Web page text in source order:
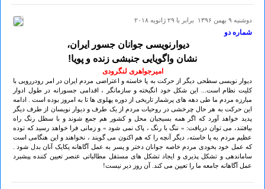
دوشنبه ۹ بهمن ۱۳۹۶ برابر با ۲۹ ژانويه ۲۰۱۸
شماره دو
دیوارنویسی جوانان جسور ایران،
نشان واگویایی جنبشی زنده و پویا!
امیرجواهری لنگرودی
دیوار نویسی سطحی دیگر از حرکت به پا خاسته و اعتراضی مردم ایران در امر رودررویی با
کلیت نظام است... این شکل خود انگیخته و سازمانگر ، اقدامی جسورانه در طول ادوار
مبارزه مردم ما طی دهه های پرشمار تاریخی از دوره پهلوی ها تا به امروز بوده است . ادامه
این حرکت به هر حال چرخشی در روحیات مردم از یک طرف و دیوار نویسان از طرف دیگر
پدید خواهد آورد که اگر همه بسیجیان محل و کشور هم جمع شوند و با سطل رنگ راه
بیافتند، می توان دریافت: « ننگ با رنگ ، پاک نمی شود » و زمانی فرا خواهد رسید که توده
عظیم مردم به پا خاسته، دیگر آنچه را که هم اکنون می گویند ، نخواهند و این هنگامی است
که عمل خود بخودی مردم خاصه جوانان دختر و پسر به عمل آگاهانه یکایک آنان بدل شود .
ساماندهی و تشکل پذیری و ایجاد تشکل های مستقل مطالباتی عنصر تعیین کننده پیشبرد
عمل آگاهانه جامعه ما را تعیین می کند. آن روز دیر نیست!